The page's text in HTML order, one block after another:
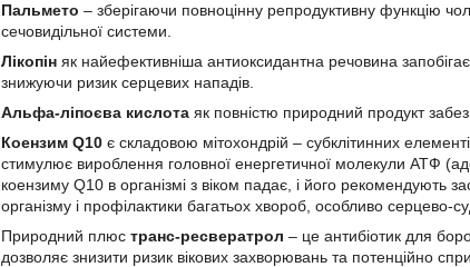
Пальмето – зберігаючи повноцінну репродуктивну функцію
сечовидільної системи.
Лікопін як найефективніша антиоксидантна речовина
знижуючи ризик серцевих нападів.
Альфа-ліпоєва кислота як повністю природний продукт
Коензим Q10 є складовою мітохондрій – субклітинних
стимулює вироблення головної енергетичної молекули АТФ
коензиму Q10 в організмі з віком падає, і його рекомендують
організму і профілактики багатьох хвороб, особливо серцево-
Природний плюс транс-ресвератрол – це антибіотик для
дозволяє знизити ризик вікових захворювань та потенційно